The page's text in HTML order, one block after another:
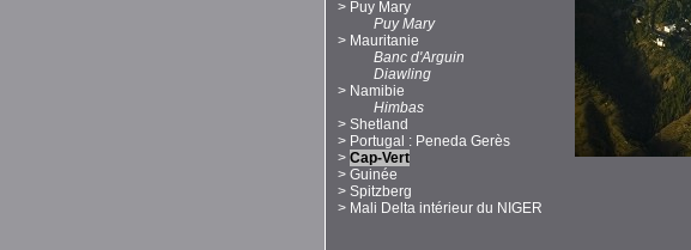
> Puy Mary
Puy Mary
> Mauritanie
Banc d'Arguin
Diawling
> Namibie
Himbas
> Shetland
> Portugal : Peneda Gerès
> Cap-Vert
> Guinée
> Spitzberg
> Mali Delta intérieur du NIGER